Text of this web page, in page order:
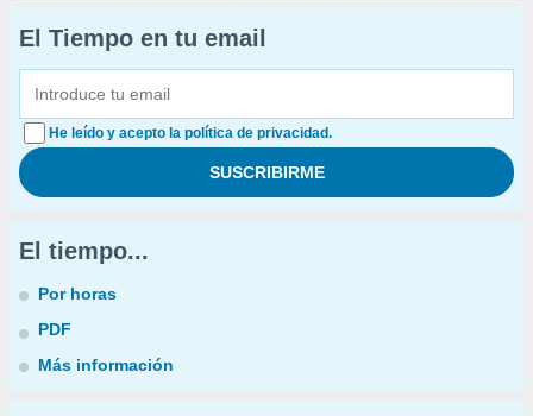
El Tiempo en tu email
He leído y acepto la política de privacidad.
El tiempo...
Por horas
PDF
Más información